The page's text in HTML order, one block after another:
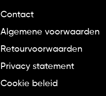
Contact
Algemene voorwaarden
Retourvoorwaarden
Privacy statement
Cookie beleid